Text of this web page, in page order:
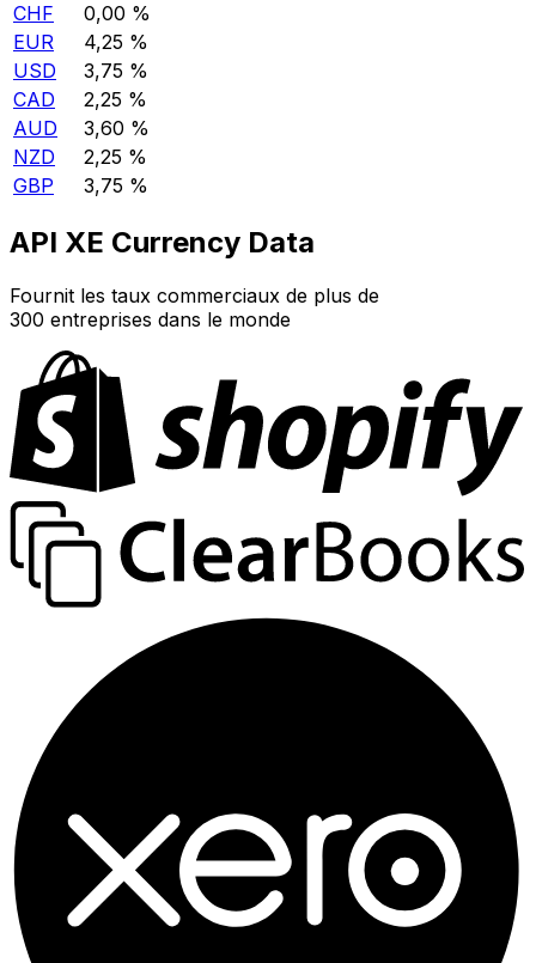
CHF
0,00 %
EUR
4,25 %
USD
3,75 %
CAD
2,25 %
AUD
3,60 %
NZD
2,25 %
GBP
3,75 %
API XE Currency Data
Fournit les taux commerciaux de plus de
300 entreprises dans le monde